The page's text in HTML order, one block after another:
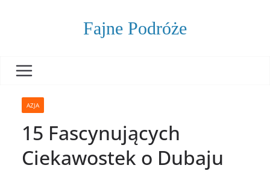
Fajne Podróże
AZJA
15 Fascynujących
Ciekawostek o Dubaju